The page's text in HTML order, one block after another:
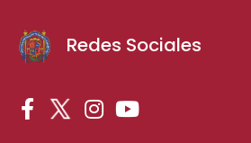
Redes Sociales